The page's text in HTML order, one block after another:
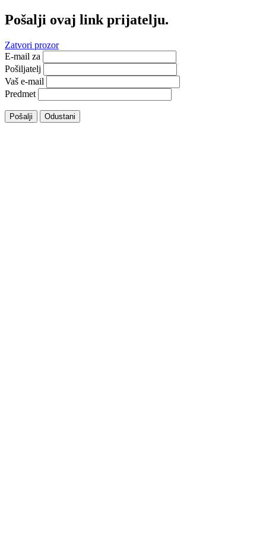
Pošalji ovaj link prijatelju.
Zatvori prozor
E-mail za
Pošiljatelj
Vaš e-mail
Predmet
Pošalji Odustani